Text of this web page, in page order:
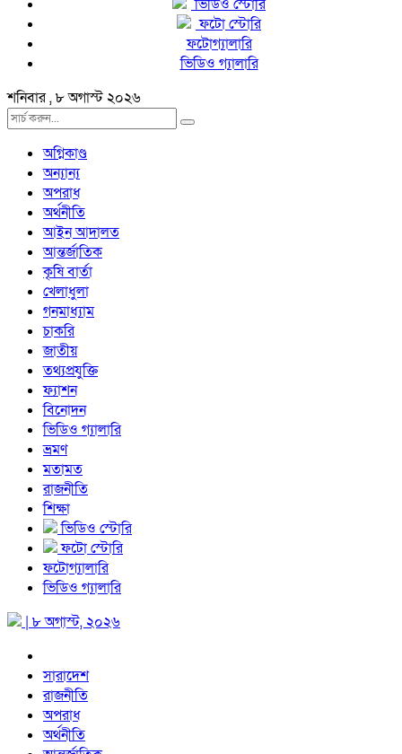
ভিডিও স্টোরি
ফটো স্টোরি
ফটোগ্যালারি
ভিডিও গ্যালারি
শনিবার , ৮ অগাস্ট ২০২৬
অগ্নিকাণ্ড
অন্যান্য
অপরাধ
অর্থনীতি
আইন আদালত
আন্তর্জাতিক
কৃষি বার্তা
খেলাধুলা
গনমাধ্যাম
চাকরি
জাতীয়
তথ্যপ্রযুক্তি
ফ্যাশন
বিনোদন
ভিডিও গ্যালারি
ভ্রমণ
মতামত
রাজনীতি
শিক্ষা
ভিডিও স্টোরি
ফটো স্টোরি
ফটোগ্যালারি
ভিডিও গ্যালারি
| ৮ অগাস্ট, ২০২৬
সারাদেশ
রাজনীতি
অপরাধ
অর্থনীতি